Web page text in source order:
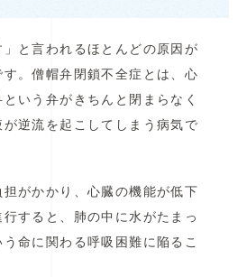
」と言われるほとんどの原因が
。僧帽弁閉鎖不全症とは、心
いう弁がきちんと閉まらなく
逆流を起こしてしまう病気で
がかかり、心臓の機能が低下
すると、肺の中に水がたまっ
命に関わる呼吸困難に陥るこ